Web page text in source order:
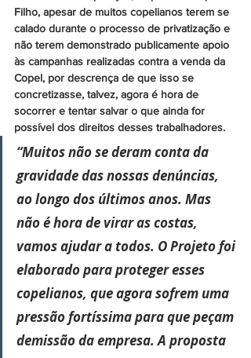
Filho, apesar de muitos copelianos terem se
calado durante o processo de privatização e
não terem demonstrado publicamente apoio
às campanhas realizadas contra a venda da
Copel, por descrença de que isso se
concretizasse, talvez, agora é hora de
socorrer e tentar salvar o que ainda for
possível dos direitos desses trabalhadores.
“Muitos não se deram conta da
gravidade das nossas denúncias,
ao longo dos últimos anos. Mas
não é hora de virar as costas,
vamos ajudar a todos. O Projeto foi
elaborado para proteger esses
copelianos, que agora sofrem uma
pressão fortíssima para que peçam
demissão da empresa. A proposta